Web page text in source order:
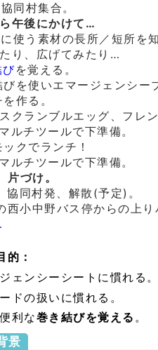
協同村集合。
午後にかけて…
使う素材の長所／短所を知
り、広げてみたり…
びを覚える。
びを使いエマージェンシー
作る。
クランブルエッグ、フレ
ルチツールで下準備。
クでランチ！
ルチツールで下準備。
片づけ。
協同村発、解散(予定)。
西小中野バス停からの上り
的：
ェンシーシートに慣れる。
ドの扱いに慣れる。
利な巻き結びを覚える 。
景